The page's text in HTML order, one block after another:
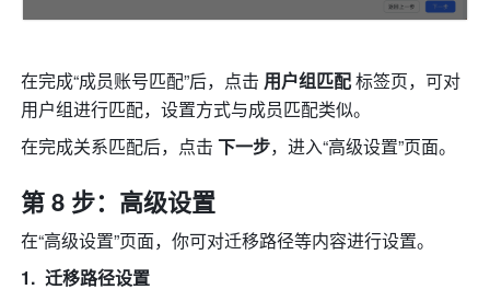
在完成“成员账号匹配”后，点击 用户组匹配 标签页，可对
用户组进行匹配，设置方式与成员匹配类似。
在完成关系匹配后，点击 下一步，进入“高级设置”页面。
第 8 步：高级设置
在“高级设置”页面，你可对迁移路径等内容进行设置。
迁移路径设置